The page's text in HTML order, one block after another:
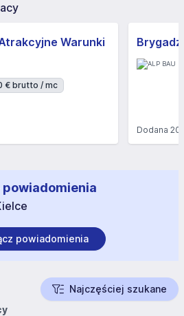
Warunki
€ brutto / mc
Dodana20
powiadomienia
Najczęściej szukane